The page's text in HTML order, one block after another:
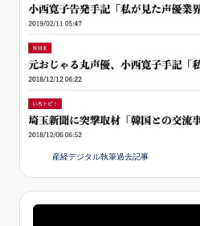
産経デジタル執筆過去記事